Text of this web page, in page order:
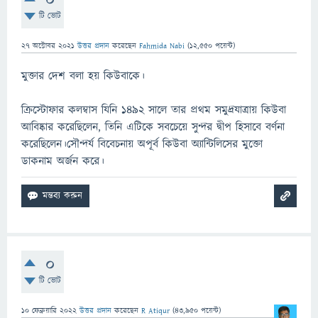
টি ভোট
27 অক্টোবর 2021 উত্তর প্রদান করেছেন Fahmida Nabi (12,550 পয়েন্ট)
মুক্তার দেশ বলা হয় কিউবাকে।
ক্রিস্টোফার কলম্বাস যিনি 1492 সালে তার প্রথম সমুদ্রযাত্রায় কিউবা
আবিষ্কার করেছিলেন, তিনি এটিকে সবচেয়ে সুন্দর দ্বীপ হিসাবে বর্ণনা
করেছিলেন।সৌন্দর্য বিবেচনায় অপূর্ব কিউবা অ্যান্টিলিসের মুক্তো
ডাকনাম অর্জন করে।
0
টি ভোট
10 ফেব্রুয়ারি 2022 উত্তর প্রদান করেছেন R Atiqur (43,950 পয়েন্ট)